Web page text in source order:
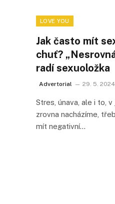
LOVE YOU
Jak často mít
chuť?
radí sexuoložka
Advertorial 29. 5. 2024
Stres, únava, ale i to,
zrovna nacházíme,
mít negativní…